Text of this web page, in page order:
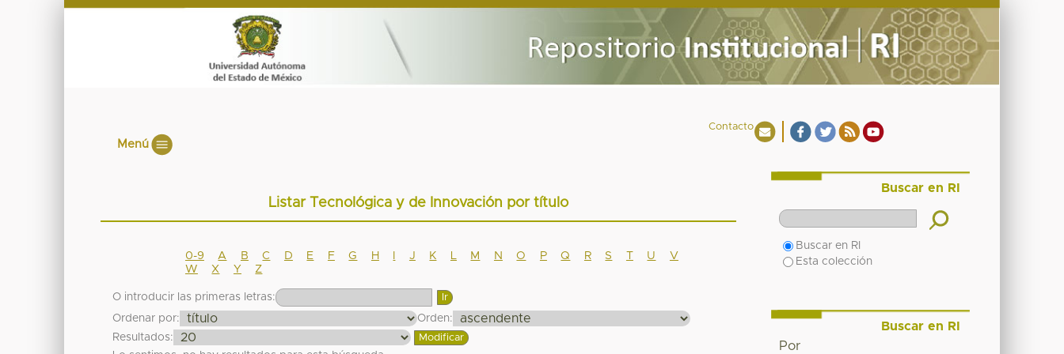
Contacto
Menú
Listar Tecnológica y de Innovación por título
0-9 A B C D E F G H J K M N O P Q R S T U
V
W
X Y Z
O introducir las primeras letras:
Ordenar por:
Orden:
Resultados:
Buscar en RI
Buscar en RI
Esta colección
Buscar en RI
Por